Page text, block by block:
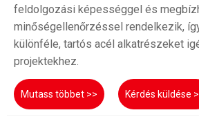
feldolgozási képességgel és
minőségellenőrzéssel rendelkezik,
különféle, tartós acél alkatrészeket
projektekhez.
Mutass többet >> Kérdés küldése